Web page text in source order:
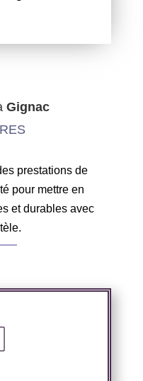
Gignac
prestations de
pour mettre en
et durables avec
web à travers les
principaux